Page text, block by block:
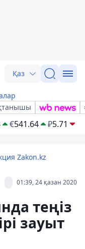
Қаз
€541.64 ₽5.71
Zakon.kz
01:39, 24 қазан 2020
теңіз
зауыт